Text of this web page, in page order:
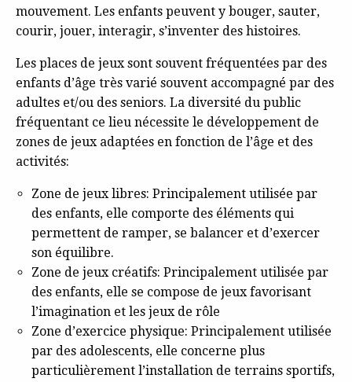
mouvement. Les enfants peuvent y bouger, sauter,
courir, jouer, interagir, s’inventer des histoires.
Les places de jeux sont souvent fréquentées par des
enfants d’âge très varié souvent accompagné par des
adultes et/ou des seniors. La diversité du public
fréquentant ce lieu nécessite le développement de
zones de jeux adaptées en fonction de l’âge et des
activités:
Zone de jeux libres: Principalement utilisée par
des enfants, elle comporte des éléments qui
permettent de ramper, se balancer et d’exercer
son équilibre.
Zone de jeux créatifs: Principalement utilisée par
des enfants, elle se compose de jeux favorisant
l’imagination et les jeux de rôle
Zone d’exercice physique: Principalement utilisée
par des adolescents, elle concerne plus
particulièrement l’installation de terrains sportifs,